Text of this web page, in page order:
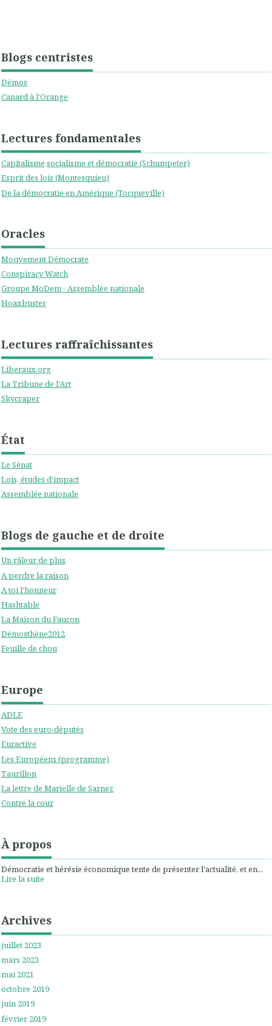
Blogs centristes
Démos
Canard à l'Orange
Lectures fondamentales
Capitalisme,socialisme et démocratie (Schumpeter)
Esprit des lois (Montesquieu)
De la démocratie en Amérique (Tocqueville)
Oracles
Mouvement Démocrate
Conspiracy Watch
Groupe MoDem - Assemblée nationale
Hoaxbuster
Lectures raffraîchissantes
Liberaux.org
La Tribune de l'Art
Skycraper
État
Le Sénat
Lois, études d'impact
Assemblée nationale
Blogs de gauche et de droite
Un râleur de plus
A perdre la raison
A toi l'honneur
Hashtable
La Maison du Faucon
Démosthène2012
Feuille de chou
Europe
ADLE
Vote des euro-députés
Euractive
Les Européens (programme)
Taurillon
La lettre de Marielle de Sarnez
Contre la cour
À propos
Démocratie et hérésie économique tente de présenter l'actualité, et en...
Lire la suite
Archives
juillet 2023
mars 2023
mai 2021
octobre 2019
juin 2019
février 2019